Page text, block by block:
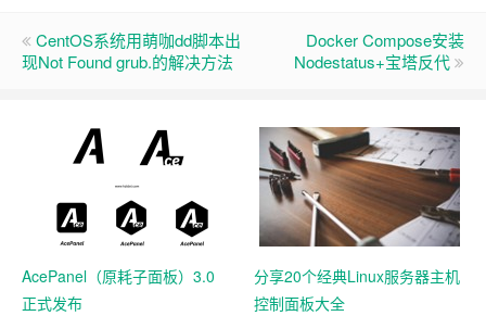
CentOS系统用萌咖dd脚本出
现Not Found grub.的解决方法
Docker Compose安装
Nodestatus+宝塔反代
AcePanel（原耗子面板）3.0
正式发布
分享20个经典Linux服务器主机
控制面板大全